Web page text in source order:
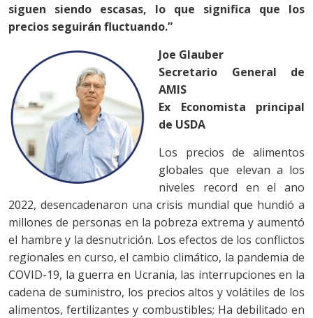
siguen siendo escasas, lo que significa que los
precios seguirán fluctuando.”
Joe Glauber
Secretario General de
AMIS
Ex Economista principal
de USDA
Los precios de alimentos
globales que elevan a los
niveles record en el ano
2022, desencadenaron una crisis mundial que hundió a
millones de personas en la pobreza extrema y aumentó
el hambre y la desnutrición. Los efectos de los conflictos
regionales en curso, el cambio climático, la pandemia de
COVID-19, la guerra en Ucrania, las interrupciones en la
cadena de suministro, los precios altos y volátiles de los
alimentos, fertilizantes y combustibles; Ha debilitado en